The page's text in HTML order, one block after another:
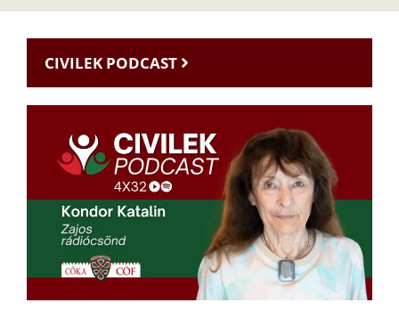
CIVILEK PODCAST